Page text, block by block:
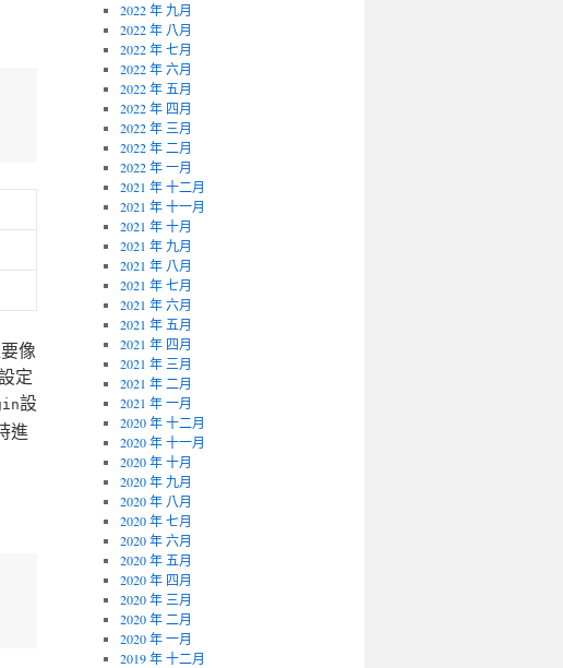
像
定
設
進
2022 年 九月
2022 年 八月
2022 年 七月
2022 年 六月
2022 年 五月
2022 年 四月
2022 年 三月
2022 年 二月
2022 年 一月
2021 年 十二月
2021 年 十一月
2021 年 十月
2021 年 九月
2021 年 八月
2021 年 七月
2021 年 六月
2021 年 五月
2021 年 四月
2021 年 三月
2021 年 二月
2021 年 一月
2020 年 十二月
2020 年 十一月
2020 年 十月
2020 年 九月
2020 年 八月
2020 年 七月
2020 年 六月
2020 年 五月
2020 年 四月
2020 年 三月
2020 年 二月
2020 年 一月
2019 年 十二月